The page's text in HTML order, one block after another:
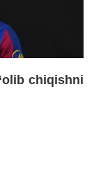
chiqishni